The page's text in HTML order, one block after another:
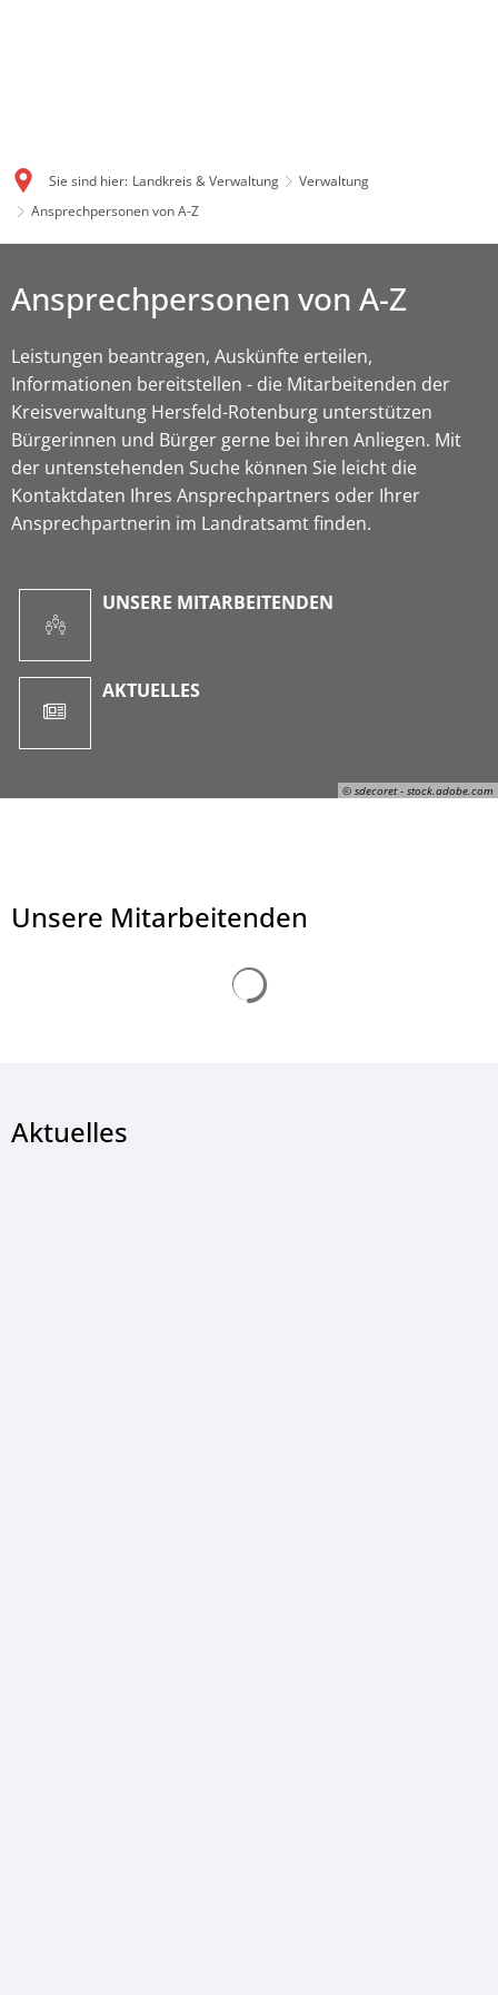
Sie sind hier: Landkreis & Verwaltung
Verwaltung
Ansprechpersonen von A-Z
© sdecoret - stock.adobe.com
Ansprechpersonen von A-Z
Leistungen beantragen, Auskünfte erteilen,
Informationen bereitstellen - die Mitarbeitenden der
Kreisverwaltung Hersfeld-Rotenburg unterstützen
Bürgerinnen und Bürger gerne bei ihren Anliegen. Mit
der untenstehenden Suche können Sie leicht die
Kontaktdaten Ihres Ansprechpartners oder Ihrer
Ansprechpartnerin im Landratsamt finden.
UNSERE MITARBEITENDEN
AKTUELLES
Unsere Mitarbeitenden
Aktuelles